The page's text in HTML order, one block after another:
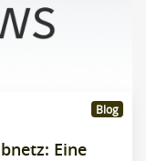
Blog
Eine